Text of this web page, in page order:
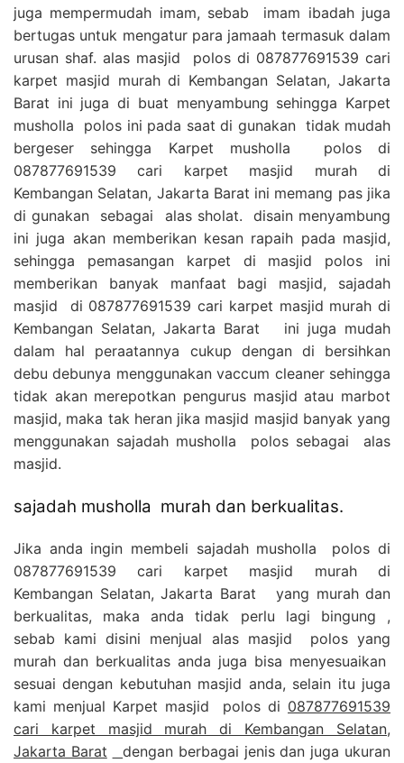
juga mempermudah imam, sebab imam ibadah juga
bertugas untuk mengatur para jamaah termasuk dalam
urusan shaf. alas masjid polos di 087877691539 cari
karpet masjid murah di Kembangan Selatan, Jakarta
Barat ini juga di buat menyambung sehingga Karpet
musholla polos ini pada saat di gunakan tidak mudah
bergeser sehingga Karpet musholla polos di
087877691539 cari karpet masjid murah di
Kembangan Selatan, Jakarta Barat ini memang pas jika
di gunakan sebagai alas sholat. disain menyambung
ini juga akan memberikan kesan rapaih pada masjid,
sehingga pemasangan karpet di masjid polos ini
memberikan banyak manfaat bagi masjid, sajadah
masjid di 087877691539 cari karpet masjid murah di
Kembangan Selatan, Jakarta Barat ini juga mudah
dalam hal peraatannya cukup dengan di bersihkan
debu debunya menggunakan vaccum cleaner sehingga
tidak akan merepotkan pengurus masjid atau marbot
masjid, maka tak heran jika masjid masjid banyak yang
menggunakan sajadah musholla polos sebagai alas
masjid.
sajadah musholla murah dan berkualitas.
Jika anda ingin membeli sajadah musholla polos di
087877691539 cari karpet masjid murah di
Kembangan Selatan, Jakarta Barat yang murah dan
berkualitas, maka anda tidak perlu lagi bingung ,
sebab kami disini menjual alas masjid polos yang
murah dan berkualitas anda juga bisa menyesuaikan
sesuai dengan kebutuhan masjid anda, selain itu juga
kami menjual Karpet masjid polos di 087877691539
cari karpet masjid murah di Kembangan Selatan,
Jakarta Barat
dengan berbagai jenis dan juga ukuran